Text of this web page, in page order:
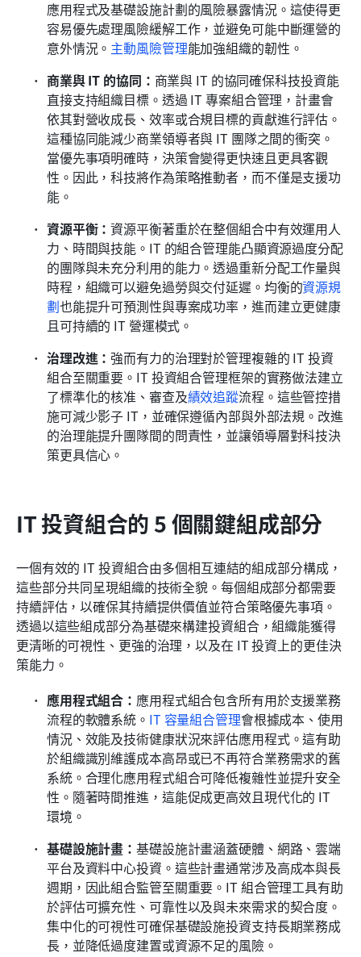
應用程式及基礎設施計劃的風險暴露情況。這使得更
容易優先處理風險緩解工作，並避免可能中斷運營的
意外情況。 主動風險管理能加強組織的韌性。
商業與 IT 的協同： 商業與 IT 的協同確保科技投資能
直接支持組織目標。透過 IT 專案組合管理，計畫會
依其對營收成長、效率或合規目標的貢獻進行評估。
這種協同能減少商業領導者與 IT 團隊之間的衝突。
當優先事項明確時，決策會變得更快速且更具客觀
性。因此，科技將作為策略推動者，而不僅是支援功
能。
資源平衡：資源平衡著重於在整個組合中有效運用人
力、時間與技能。IT 的組合管理能凸顯資源過度分配
的團隊與未充分利用的能力。透過重新分配工作量與
時程，組織可以避免過勞與交付延遲。均衡的資源規
劃也能提升可預測性與專案成功率，進而建立更健康
且可持續的 IT 營運模式。
治理改進：強而有力的治理對於管理複雜的 IT 投資
組合至關重要。IT 投資組合管理框架的實務做法建立
了標準化的核准、審查及績效追蹤流程。這些管控措
施可減少影子 IT，並確保遵循內部與外部法規。改進
的治理能提升團隊間的問責性，並讓領導層對科技決
策更具信心。
IT 投資組合的 5 個關鍵組成部分
一個有效的 IT 投資組合由多個相互連結的組成部分構成，
這些部分共同呈現組織的技術全貌。每個組成部分都需要
持續評估，以確保其持續提供價值並符合策略優先事項。
透過以這些組成部分為基礎來構建投資組合，組織能獲得
更清晰的可視性、更強的治理，以及在 IT 投資上的更佳決
策能力。
應用程式組合： 應用程式組合包含所有用於支援業務
流程的軟體系統。 IT 容量組合管理會根據成本、使用
情況、效能及技術健康狀況來評估應用程式。這有助
於組織識別維護成本高昂或已不再符合業務需求的舊
系統。合理化應用程式組合可降低複雜性並提升安全
性。隨著時間推進，這能促成更高效且現代化的 IT
環境。
基礎設施計畫：基礎設施計畫涵蓋硬體、網路、雲端
平台及資料中心投資。這些計畫通常涉及高成本與長
週期，因此組合監管至關重要。IT 組合管理工具有助
於評估可擴充性、可靠性以及與未來需求的契合度。
集中化的可視性可確保基礎設施投資支持長期業務成
長，並降低過度建置或資源不足的風險。